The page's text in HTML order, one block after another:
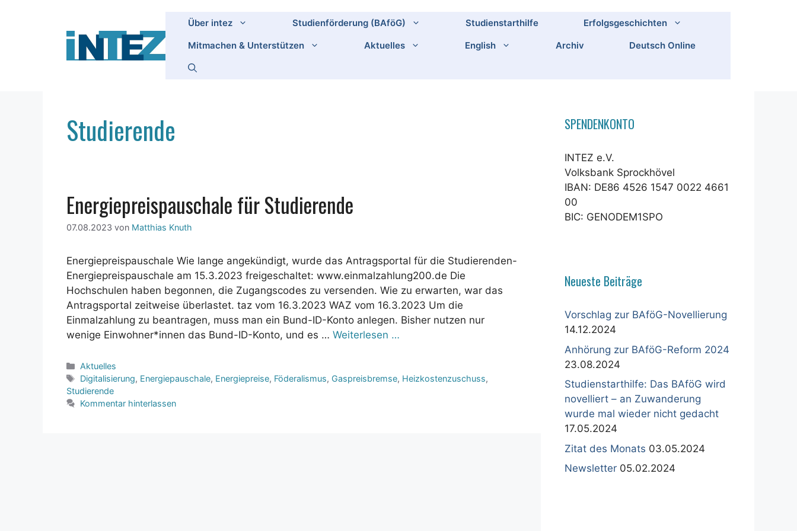
Über intez Studienförderung (BAföG) Studienstarthilfe
Erfolgsgeschichten
Mitmachen & Unterstützen
Aktuelles English Archiv Deutsch Online
Studierende
Energiepreispauschale für Studierende
07.08.2023 von Matthias Knuth
Energiepreispauschale Wie lange angekündigt, wurde das Antragsportal für die Studierenden-
Energiepreispauschale am 15.3.2023 freigeschaltet: www.einmalzahlung200.de Die
Hochschulen haben begonnen, die Zugangscodes zu versenden. Wie zu erwarten, war das
Antragsportal zeitweise überlastet. taz vom 16.3.2023 WAZ vom 16.3.2023 Um die
Einmalzahlung zu beantragen, muss man ein Bund-ID-Konto anlegen. Bisher nutzen nur
wenige Einwohner*innen das Bund-ID-Konto, und es … Weiterlesen …
Kategorien
Aktuelles
Schlagwörter
Digitalisierung, Energiepauschale, Energiepreise, Föderalismus, Gaspreisbremse, Heizkostenzuschuss,
Studierende
Kommentar hinterlassen
SPENDENKONTO
INTEZ e.V.
Volksbank Sprockhövel
IBAN: DE86 4526 1547 0022 4661
00
BIC: GENODEM1SPO
Neueste Beiträge
Vorschlag zur BAföG-Novellierung
14.12.2024
Anhörung zur BAföG-Reform 2024
23.08.2024
Studienstarthilfe: Das BAföG wird
novelliert – an Zuwanderung
wurde mal wieder nicht gedacht
17.05.2024
Zitat des Monats 03.05.2024
Newsletter 05.02.2024